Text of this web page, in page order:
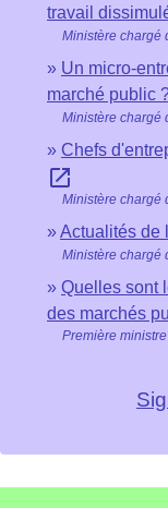
travail
Ministère chargé
Un micro-
marché public
Ministère chargé
Chefs
open_in_new
Ministère chargé
Actualités de
Ministère chargé
Quelles sont
des marchés
Première ministre